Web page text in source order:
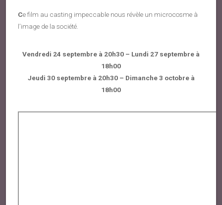
Ce film au casting impeccable nous révèle un microcosme à
l’image de la société.
Vendredi 24 septembre à 20h30 – Lundi 27 septembre à
18h00
Jeudi 30 septembre à 20h30 – Dimanche 3 octobre à
18h00